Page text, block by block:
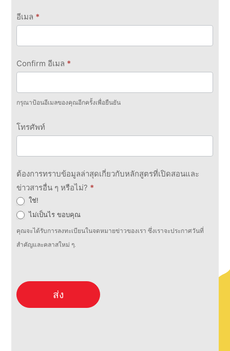
อีเมล *
Confirm อีเมล *
กรุณาป้อนอีเมลของคุณอีกครั้งเพื่อยืนยัน
โทรศัพท์
ต้องการทราบข้อมูลล่าสุดเกี่ยวกับหลักสูตรที่เปิดสอนและ
ข่าวสารอื่น ๆ หรือไม่? *
ใช่!
ไม่เป็นไร ขอบคุณ
คุณจะได้รับการลงทะเบียนในจดหมายข่าวของเรา ซึ่งเราจะประกาศวันที่
สำคัญและคลาสใหม่ ๆ.
ส่ง